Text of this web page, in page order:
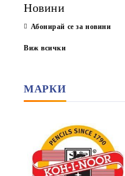
Новини
Абонирай се за новини
Виж всички
МАРКИ